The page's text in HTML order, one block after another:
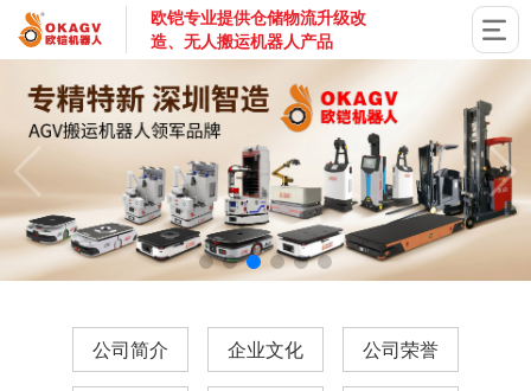
欧铠专业提供仓储物流升级改
造、无人搬运机器人产品
公司简介 企业文化 公司荣誉